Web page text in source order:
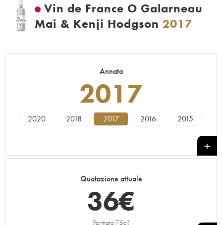
Vin de France O Galarneau
Mai & Kenji Hodgson 2017
Annata
2017
2020 2018 2017 2016 2015
Quotazione attuale
36€
(formato 75cl)